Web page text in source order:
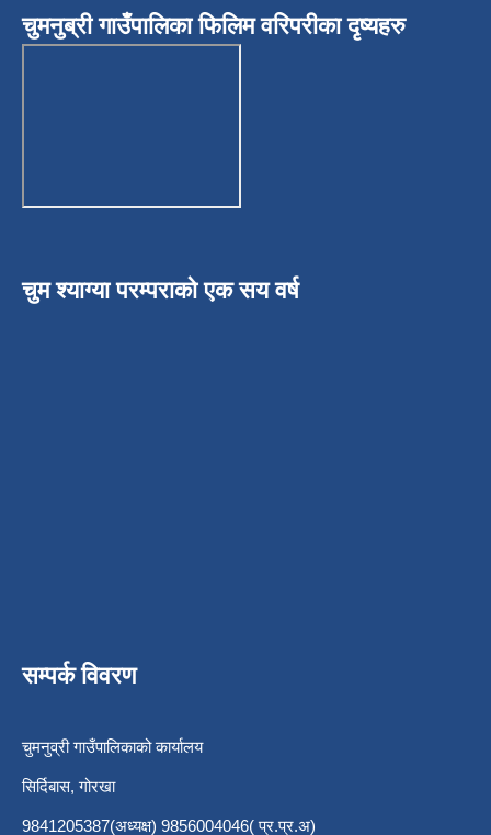
चुमनुब्री गाउँपालिका फिलिम वरिपरीका दृष्यहरु
चुम श्याग्या परम्पराको एक सय वर्ष
सम्पर्क विवरण
चुमनुव्री गाउँपालिकाको कार्यालय
सिर्दिबास, गोरखा
9841205387(अध्यक्ष) 9856004046( प्र.प्र.अ)